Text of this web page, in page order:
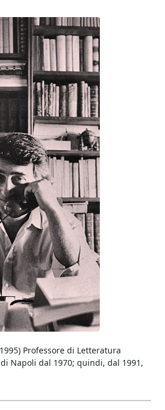
Professore di Letteratura
Napoli dal 1970; quindi, dal 1991,